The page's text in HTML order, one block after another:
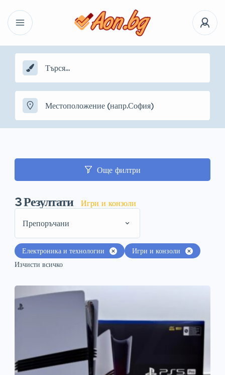
Още филтри
3Резултати
Игри и конзоли
Препоръчани
Електроника и технологии
Игри и конзоли
Изчисти всичко